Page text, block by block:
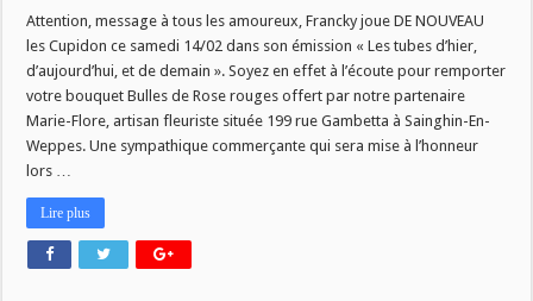
la
Valentin
avec
Francky
(émission
14/02)
Attention, message à tous les amoureux, Francky joue DE NOUVEAU
les Cupidon ce samedi 14/02 dans son émission « Les tubes d’hier,
d’aujourd’hui, et de demain ». Soyez en effet à l’écoute pour remporter
votre bouquet Bulles de Rose rouges offert par notre partenaire
Marie-Flore, artisan fleuriste située 199 rue Gambetta à Sainghin-En-
Weppes. Une sympathique commerçante qui sera mise à l’honneur
lors …
Lire plus